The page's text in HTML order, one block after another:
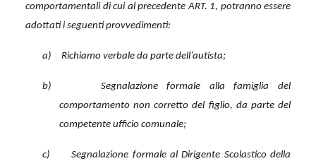
comportamentali di cui al precedente ART. 1, potranno essere
adottati i seguenti provvedimenti:
a) Richiamo verbale da parte dell’autista;
b)
Segnalazione formale alla famiglia del
comportamento non corretto del figlio, da parte del
competente ufficio comunale;
c)
Segnalazione formale al Dirigente Scolastico della